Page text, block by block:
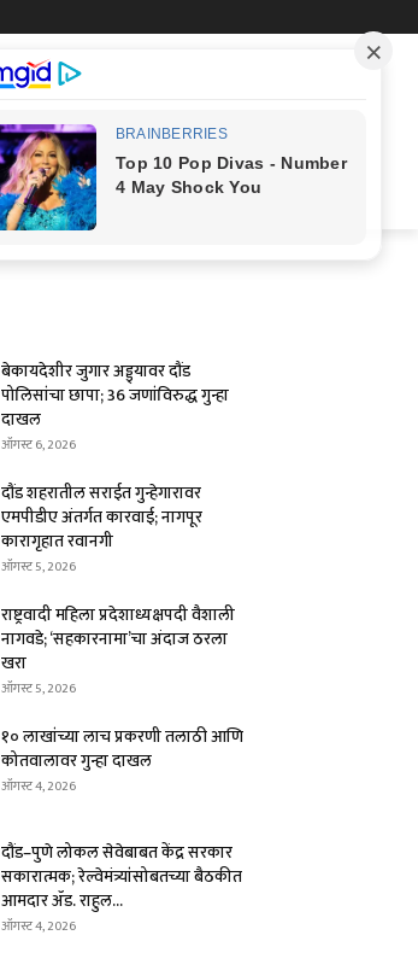
बेकायदेशीर जुगार अड्ड्यावर दौंड
पोलिसांचा छापा; 36 जणांविरुद्ध गुन्हा
दाखल
ऑगस्ट 6, 2026
दौंड शहरातील सराईत गुन्हेगारावर
एमपीडीए अंतर्गत कारवाई; नागपूर
कारागृहात रवानगी
ऑगस्ट 5, 2026
राष्ट्रवादी महिला प्रदेशाध्यक्षपदी वैशाली
नागवडे; ‘सहकारनामा’चा अंदाज ठरला
खरा
ऑगस्ट 5, 2026
१० लाखांच्या लाच प्रकरणी तलाठी आणि
कोतवालावर गुन्हा दाखल
ऑगस्ट 4, 2026
दौंड–पुणे लोकल सेवेबाबत केंद्र सरकार
सकारात्मक; रेल्वेमंत्र्यांसोबतच्या बैठकीत
आमदार ॲड. राहुल...
ऑगस्ट 4, 2026